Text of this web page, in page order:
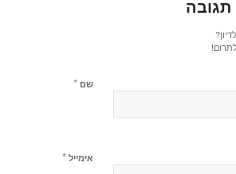
תגובה
שם *
אימייל *